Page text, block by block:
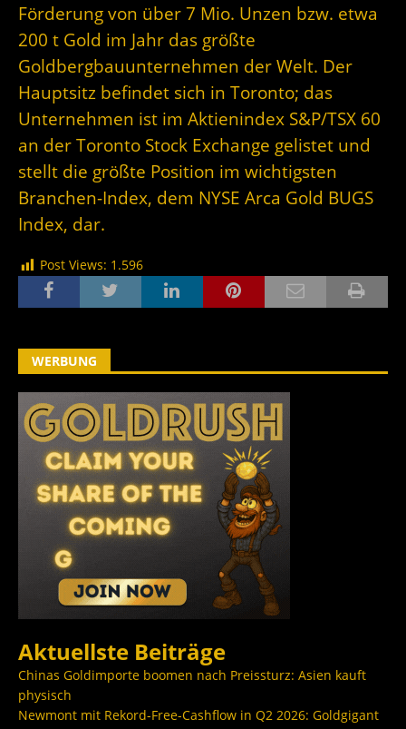
Förderung von über 7 Mio. Unzen bzw. etwa
200 t Gold im Jahr das größte
Goldbergbauunternehmen der Welt. Der
Hauptsitz befindet sich in Toronto; das
Unternehmen ist im Aktienindex S&P/TSX 60
an der Toronto Stock Exchange gelistet und
stellt die größte Position im wichtigsten
Branchen-Index, dem NYSE Arca Gold BUGS
Index, dar.
Post Views: 1.596
WERBUNG
Aktuellste Beiträge
Chinas Goldimporte boomen nach Preissturz: Asien kauft
physisch
Newmont mit Rekord-Free-Cashflow in Q2 2026: Goldgigant